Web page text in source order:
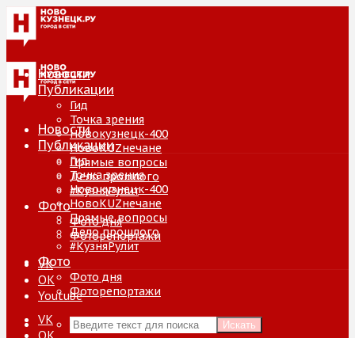
Новости
Публикации
Гид
Точка зрения
Новокузнецк-400
НовоKUZнечане
Прямые вопросы
Дело прошлого
#КузняРулит
Фото
Фото дня
Фоторепортажи
VK
ОК
Youtube
Искать
Новости
Публикации
Гид
Точка зрения
Новокузнецк-400
НовоKUZнечане
Прямые вопросы
Дело прошлого
#КузняРулит
Фото
Фото дня
Фоторепортажи
VK
ОК